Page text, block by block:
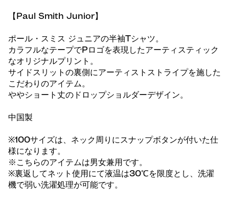
【Paul Smith Junior】
ポール・スミス ジュニアの半袖Tシャツ。
カラフルなテープでPロゴを表現したアーティスティック
なオリジナルプリント。
サイドスリットの裏側にアーティストストライプを施した
こだわりのアイテム。
ややショート丈のドロップショルダーデザイン。
中国製
※100サイズは、ネック周りにスナップボタンが付いた仕
様になります。
※こちらのアイテムは男女兼用です。
※裏返してネット使用にて液温は30℃を限度とし、洗濯
機で弱い洗濯処理が可能です。